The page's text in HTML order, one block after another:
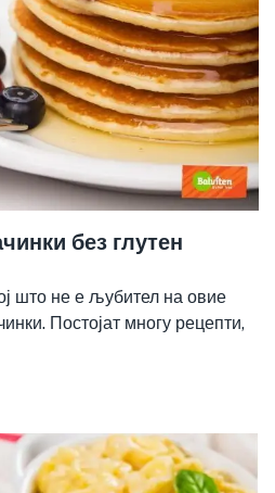
без глутен
што не е љубител на овие
Постојат многу рецепти,